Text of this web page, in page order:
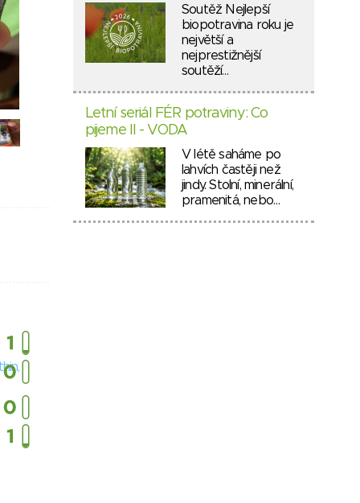
Soutěž Nejlepší
biopotravina roku je
největší a
nejprestižnější
soutěží…
Letní seriál FÉR potraviny: Co
pijeme II - VODA
V létě saháme po
lahvích častěji než
jindy. Stolní, minerální,
pramenitá, nebo…